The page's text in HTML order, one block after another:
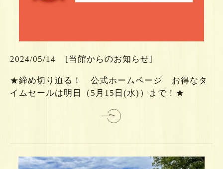
2024/05/14 [当館からのお知らせ]
★締め切り迫る！ 公式ホームページ お得なタ
イムセールは明日（5月15日(水)）まで！★
細